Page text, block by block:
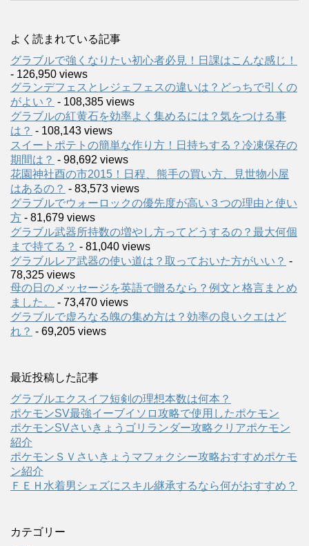
よく読まれている記事
グラブルで強くなりたい初心者必見！日課はこんな感じ！
- 126,950 views
グランデフェスとレジェフェスの違いは？どっちで引くの
がよい？ - 108,385 views
グラブルの紅黄石を効率よく集めるには？気をつける事
は？ - 108,143 views
スイートポテトの簡単な作り方！日持ちする？冷凍保存の
期間は？ - 98,692 views
花園神社酉の市2015！日程、熊手の買い方、見世物小屋
はあるの？ - 83,573 views
グラブルでウォーロックの優先度が高い３つの理由と使い
方 - 81,679 views
グラブル武器所持数の増やし方ってどうするの？最大何個
まで持てる？ - 81,040 views
グラブルレア武器の使い道は？取っておいた方がいい？ -
78,325 views
母の日のメッセージを英語で贈るなら？例文と格言まとめ
ました。
- 73,470 views
グラブルで虚ろなる魄の集め方は？効率の良いクエはど
れ？ - 69,205 views
最近投稿した記事
グラブルエクスイフ短剣の理想本数は何本？
ポケモンSV最強イーブイソロ攻略で使用したポケモン
ポケモンSVさいきょうゴリランダー攻略クリアポケモン
紹介
ポケモンＳＶさいきょうマフォクシー攻略おすすめポケモ
ン紹介
ＦＥＨ水着男シェズにスキル継承するなら何がおすすめ？
カテゴリー